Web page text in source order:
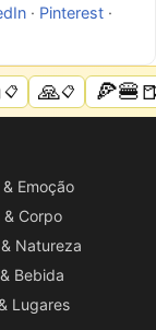
· Pinterest·
📋 🙏📋
Emoção
& Corpo
Natureza
Bebida
Lugares